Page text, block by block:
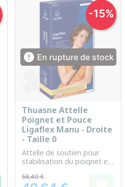
 En rupture de stock
Thuasne Attelle
Poignet et Pouce
Ligaflex Manu - Droite
- Taille 0
Attelle de soutien pour
stabilisation du poignet et
58,40 €
-15%